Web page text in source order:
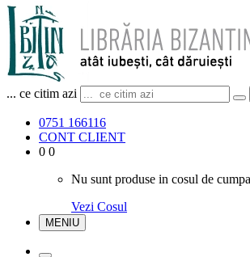
... ce citim azi
0751 166116
CONT CLIENT
0 0
Nu sunt produse in cosul de
Vezi Cosul
MENIU